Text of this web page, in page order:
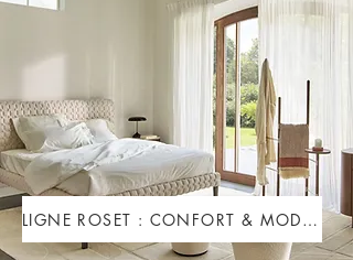
LIGNE ROSET : CONFORT & MODERNITÉ